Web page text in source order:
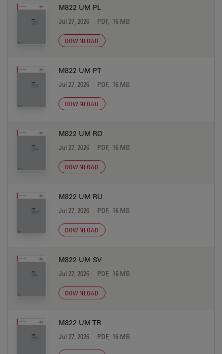
M822 UM PL
Jul 27, 2026 PDF, 16 MB
DOWNLOAD
M822 UM PT
Jul 27, 2026 PDF, 16 MB
DOWNLOAD
M822 UM RO
Jul 27, 2026 PDF, 16 MB
DOWNLOAD
M822 UM RU
Jul 27, 2026 PDF, 16 MB
DOWNLOAD
M822 UM SV
Jul 27, 2026 PDF, 16 MB
DOWNLOAD
M822 UM TR
Jul 27, 2026 PDF, 16 MB